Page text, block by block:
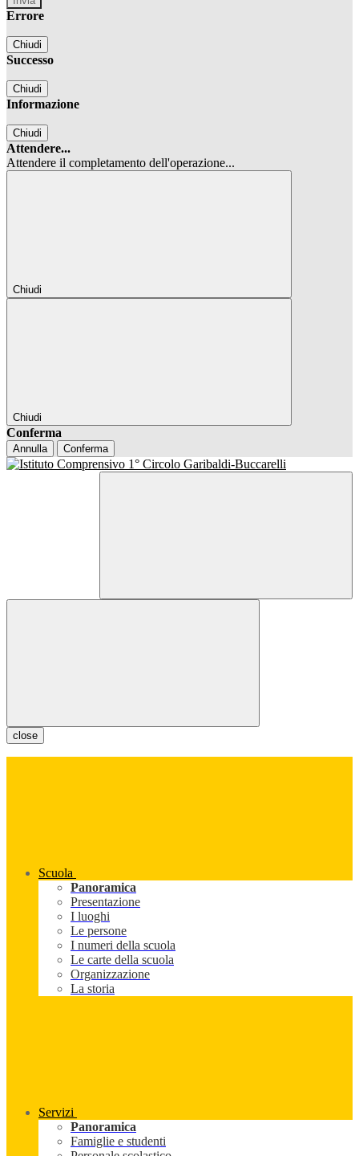
Errore
Chiudi
Successo
Chiudi
Informazione
Chiudi
Attendere...
Attendere il completamento dell'operazione...
Chiudi
Chiudi
Conferma
Annulla Conferma
close
Scuola
Panoramica
Presentazione
I luoghi
Le persone
I numeri della scuola
Le carte della scuola
Organizzazione
La storia
Servizi
Panoramica
Famiglie e studenti